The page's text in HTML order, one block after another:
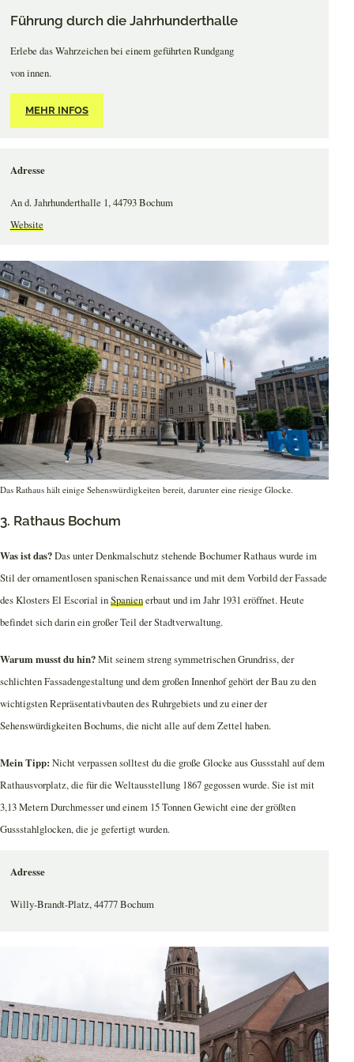
Führung durch die Jahrhunderthalle
Erlebe das Wahrzeichen bei einem geführten Rundgang
von innen.
MEHR INFOS
Adresse
An d. Jahrhunderthalle 1, 44793 Bochum
Website
Das Rathaus hält einige Sehenswürdigkeiten bereit, darunter eine riesige Glocke.
3. Rathaus Bochum
Was ist das?Das unter Denkmalschutz stehende Bochumer Rathaus wurde im
Stil der ornamentlosen spanischen Renaissance und mit dem Vorbild der Fassade
des Klosters El Escorial inSpanienerbaut und im Jahr 1931 eröffnet. Heute
befindet sich darin ein großer Teil der Stadtverwaltung.
Warum musst du hin?Mit seinem streng symmetrischen Grundriss, der
schlichten Fassadengestaltung und dem großen Innenhof gehört der Bau zu den
wichtigsten Repräsentativbauten des Ruhrgebiets und zu einer der
Sehenswürdigkeiten Bochums, die nicht alle auf dem Zettel haben.
Mein Tipp: Nicht verpassen solltest du die große Glocke aus Gussstahl auf dem
Rathausvorplatz, die für die Weltausstellung 1867 gegossen wurde. Sie ist mit
3,13 Metern Durchmesser und einem 15 Tonnen Gewicht eine der größten
Gussstahlglocken, die je gefertigt wurden.
Adresse
Willy-Brandt-Platz, 44777 Bochum